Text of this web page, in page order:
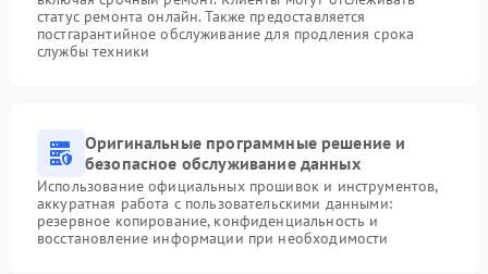
статус ремонта онлайн. Также предоставляется
постгарантийное обслуживание для продления срока
службы техники
Оригинальные программные решение и
безопасное обслуживание данных
Использование официальных прошивок и инструментов,
аккуратная работа с пользовательскими данными:
резервное копирование, конфиденциальность и
восстановление информации при необходимости